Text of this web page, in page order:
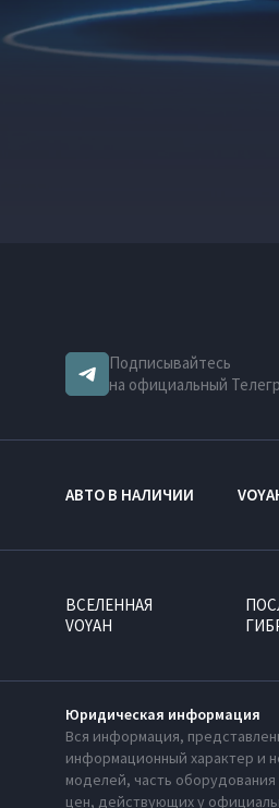
Подписывайтесь
на официальный
АВТО В НАЛИЧИИ
ВСЕЛЕННАЯ
VOYAH
Юридическая информация
Вся информация,
информационный характер и
моделей, часть
цен, действующих у